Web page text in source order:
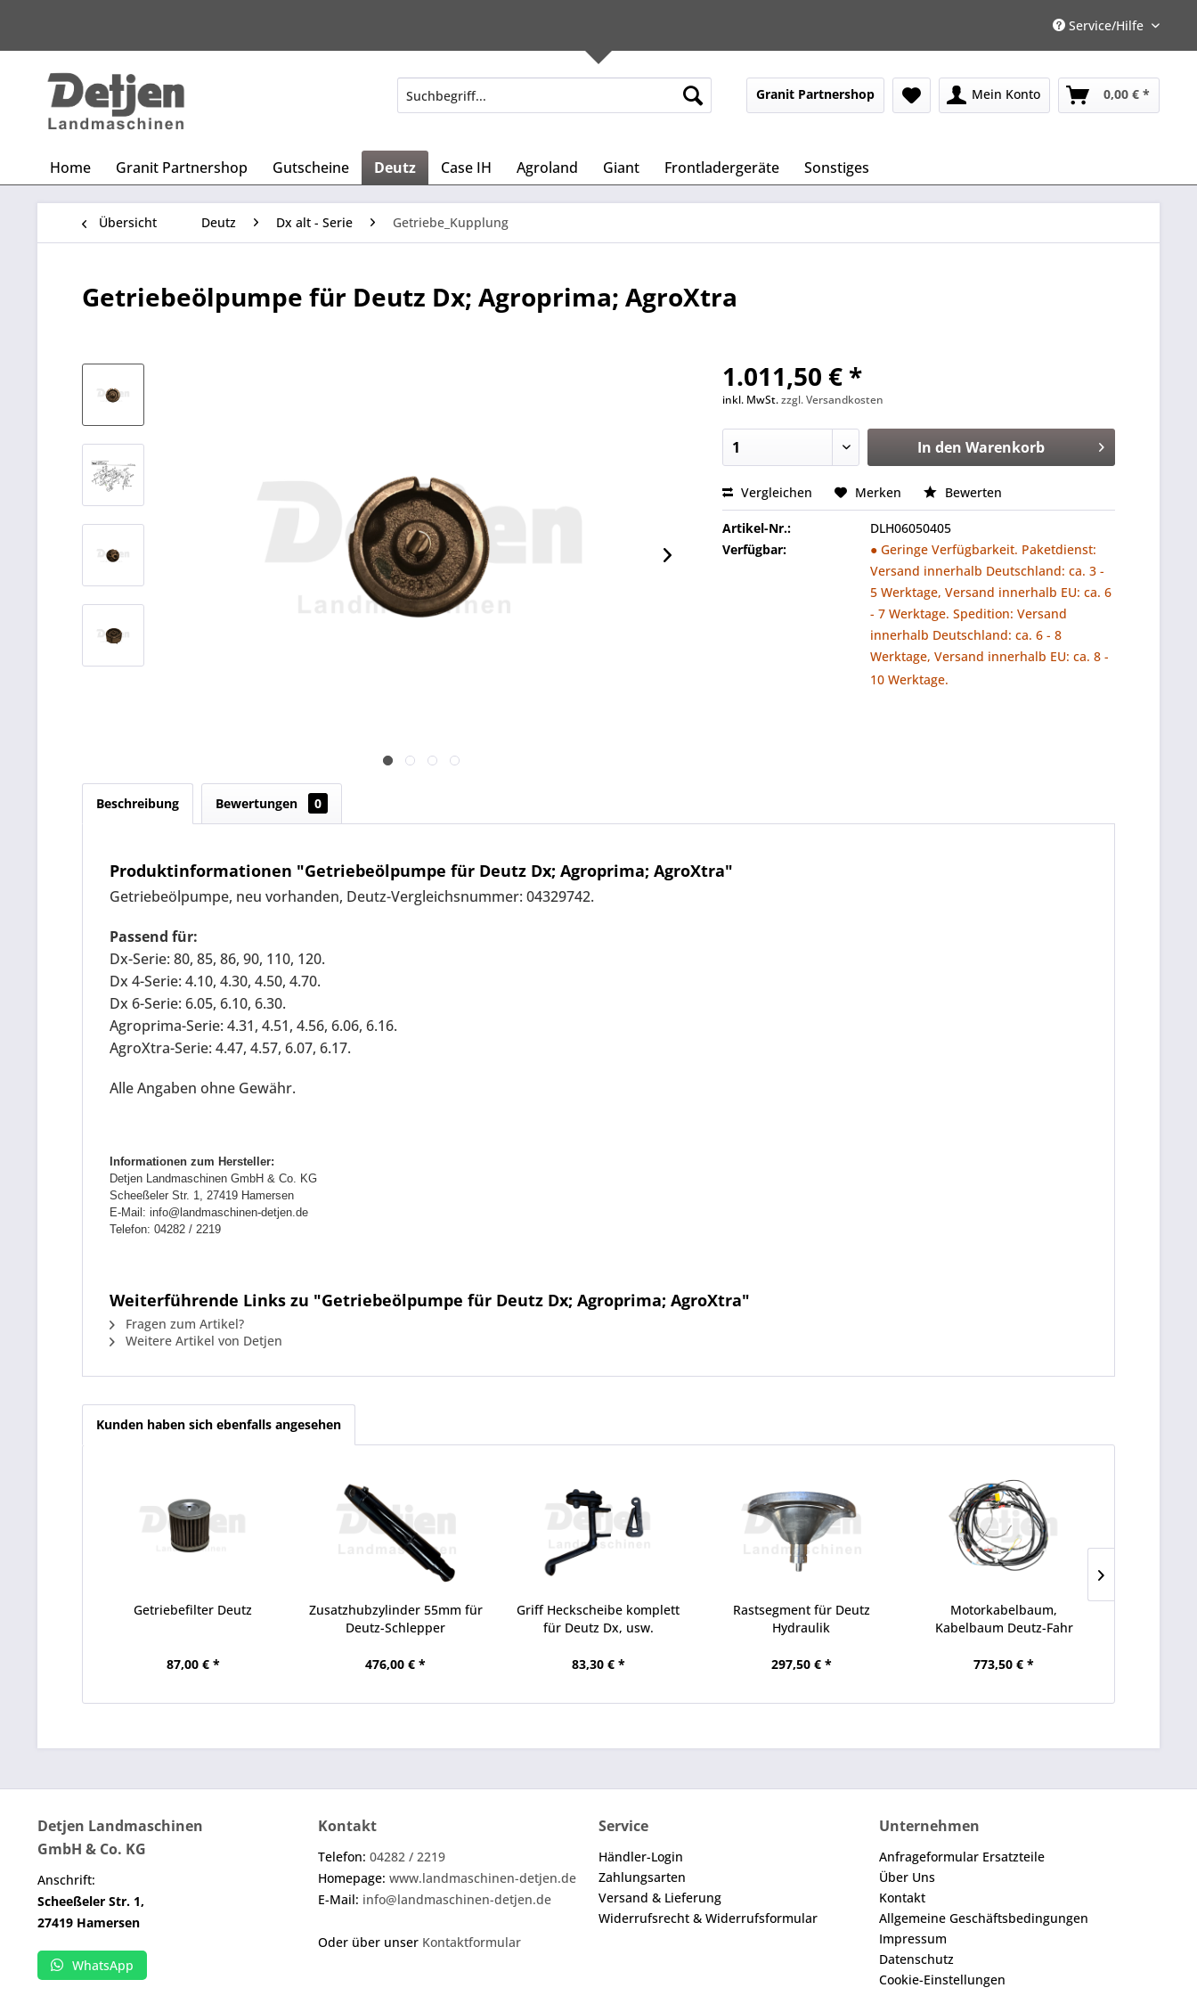
Service/Hilfe
Granit Partnershop Mein Konto 0,00 € *
Home Granit Partnershop Gutscheine Deutz Case IH Agroland Giant Frontladergeräte Sonstiges
Übersicht Deutz Dx alt - Serie Getriebe_Kupplung
Getriebeölpumpe für Deutz Dx; Agroprima; AgroXtra
1.011,50 € *
inkl. MwSt.zzgl. Versandkosten
In den Warenkorb
Vergleichen Merken Bewerten
Artikel-Nr.:
DLH06050405
Verfügbar:
● Geringe Verfügbarkeit. Paketdienst:
Versand innerhalb Deutschland: ca. 3 -
5 Werktage, Versand innerhalb EU: ca. 6
- 7 Werktage. Spedition: Versand
innerhalb Deutschland: ca. 6 - 8
Werktage, Versand innerhalb EU: ca. 8 -
10 Werktage.
Beschreibung Bewertungen 0
Produktinformationen "Getriebeölpumpe für Deutz Dx; Agroprima; AgroXtra"
Getriebeölpumpe, neu vorhanden, Deutz-Vergleichsnummer: 04329742.
Passend für:
Dx-Serie: 80, 85, 86, 90, 110, 120.
Dx 4-Serie: 4.10, 4.30, 4.50, 4.70.
Dx 6-Serie: 6.05, 6.10, 6.30.
Agroprima-Serie: 4.31, 4.51, 4.56, 6.06, 6.16.
AgroXtra-Serie: 4.47, 4.57, 6.07, 6.17.
Alle Angaben ohne Gewähr.
Informationen zum Hersteller:
Detjen Landmaschinen GmbH & Co. KG
Scheeßeler Str. 1, 27419 Hamersen
E-Mail: info@landmaschinen-detjen.de
Telefon: 04282 / 2219
Weiterführende Links zu "Getriebeölpumpe für Deutz Dx; Agroprima; AgroXtra"
Fragen zum Artikel?
Weitere Artikel von Detjen
Kunden haben sich ebenfalls angesehen
Getriebefilter Deutz
87,00 € *
Zusatzhubzylinder 55mm für
Deutz-Schlepper
476,00 € *
Griff Heckscheibe komplett
für Deutz Dx, usw.
83,30 € *
Rastsegment für Deutz
Hydraulik
297,50 € *
Motorkabelbaum,
Kabelbaum Deutz-Fahr
773,50 € *
Detjen Landmaschinen
GmbH & Co. KG
Anschrift:
Scheeßeler Str. 1,
27419 Hamersen
WhatsApp
Kontakt
Telefon: 04282 / 2219
Homepage: www.landmaschinen-detjen.de
E-Mail: info@landmaschinen-detjen.de
Oder über unser Kontaktformular
Service
Händler-Login
Zahlungsarten
Versand & Lieferung
Widerrufsrecht & Widerrufsformular
Unternehmen
Anfrageformular Ersatzteile
Über Uns
Kontakt
Allgemeine Geschäftsbedingungen
Impressum
Datenschutz
Cookie-Einstellungen